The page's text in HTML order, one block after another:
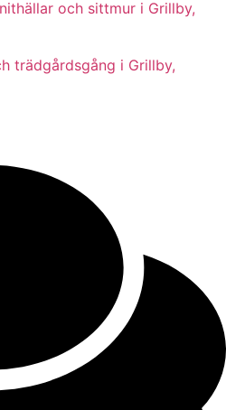
och sittmur i Grillby,
trädgårdsgång i Grillby,